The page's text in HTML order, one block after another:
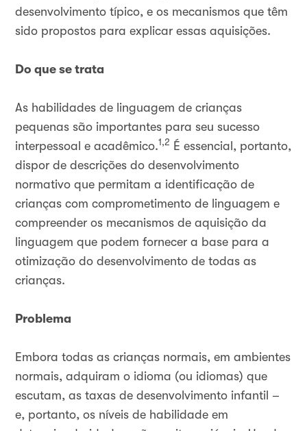
desenvolvimento típico, e os mecanismos que têm
sido propostos para explicar essas aquisições.
Do que se trata
As habilidades de linguagem de crianças
pequenas são importantes para seu sucesso
interpessoal e acadêmico.1,2 É essencial, portanto,
dispor de descrições do desenvolvimento
normativo que permitam a identificação de
crianças com comprometimento de linguagem e
compreender os mecanismos de aquisição da
linguagem que podem fornecer a base para a
otimização do desenvolvimento de todas as
crianças.
Problema
Embora todas as crianças normais, em ambientes
normais, adquiram o idioma (ou idiomas) que
escutam, as taxas de desenvolvimento infantil –
e, portanto, os níveis de habilidade em